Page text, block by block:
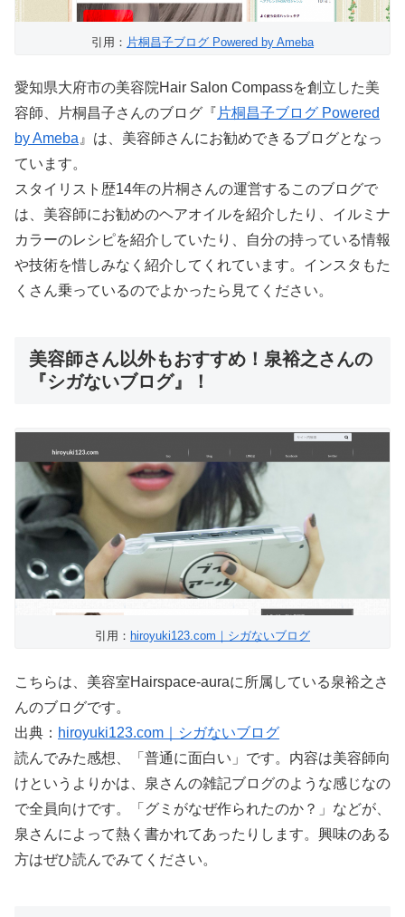
引用： 片桐昌子ブログ Powered by Ameba
愛知県大府市の美容院Hair Salon Compassを創立した美
容師、片桐昌子さんのブログ『 片桐昌子ブログ Powered
by Ameba 』は、美容師さんにお勧めできるブログとなっ
ています。
スタイリスト歴14年の片桐さんの運営するこのブログで
は、美容師にお勧めのヘアオイルを紹介したり、イルミナ
カラーのレシピを紹介していたり、自分の持っている情報
や技術を惜しみなく紹介してくれています。インスタもた
くさん乗っているのでよかったら見てください。
美容師さん以外もおすすめ！泉裕之さんの
『シガないブログ』！
引用： hiroyuki123.com｜シガないブログ
こちらは、美容室Hairspace-auraに所属している泉裕之さ
んのブログです。
出典： hiroyuki123.com｜シガないブログ
読んでみた感想、「普通に面白い」です。内容は美容師向
けというよりかは、泉さんの雑記ブログのような感じなの
で全員向けです。「グミがなぜ作られたのか？」などが、
泉さんによって熱く書かれてあったりします。興味のある
方はぜひ読んでみてください。